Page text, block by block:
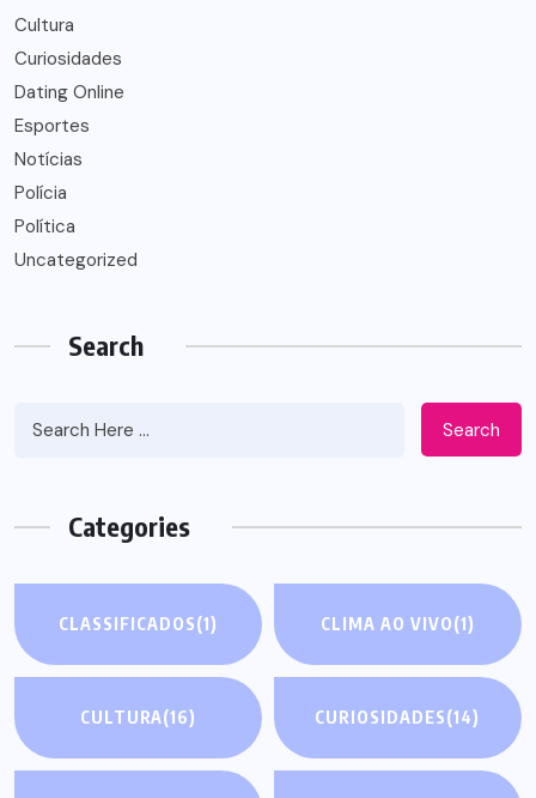
Cultura
Curiosidades
Dating Online
Esportes
Notícias
Polícia
Política
Uncategorized
Search
Search
Categories
CLASSIFICADOS(1) CLIMA AO VIVO(1)
CULTURA(16) CURIOSIDADES(14)